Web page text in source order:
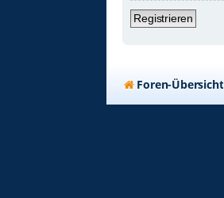
Registrieren
Foren-Übersicht